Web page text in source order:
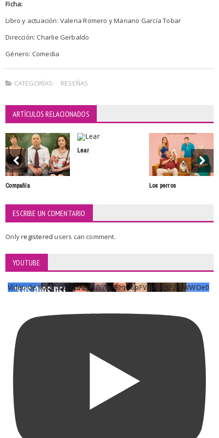
Ficha:
Libro y actuación: Valeria Romero y Mariano García Tobar
Dirección: Charlie Gerbaldo
Género: Comedia
CATEGORÍAS: RESEÑAS
ARTÍCULOS RELACIONADOS
Compañía
Lear
Los perros
ESCRIBE UN COMENTARIO
Onlyregisteredusers can comment.
YOUTUBE
Vídeo de YouTube UCKqYjiZi7lzy6gqU6pFVFiA_A3EZ9JWWOe0